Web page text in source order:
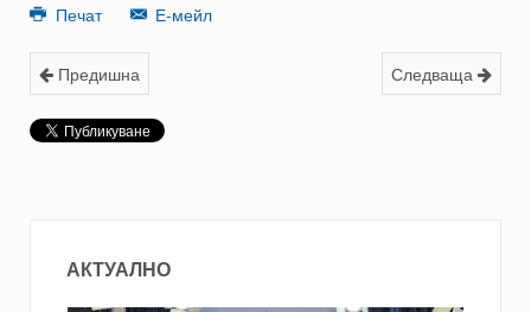
Печат Е-мейл
Предишна Следваща
АКТУАЛНО